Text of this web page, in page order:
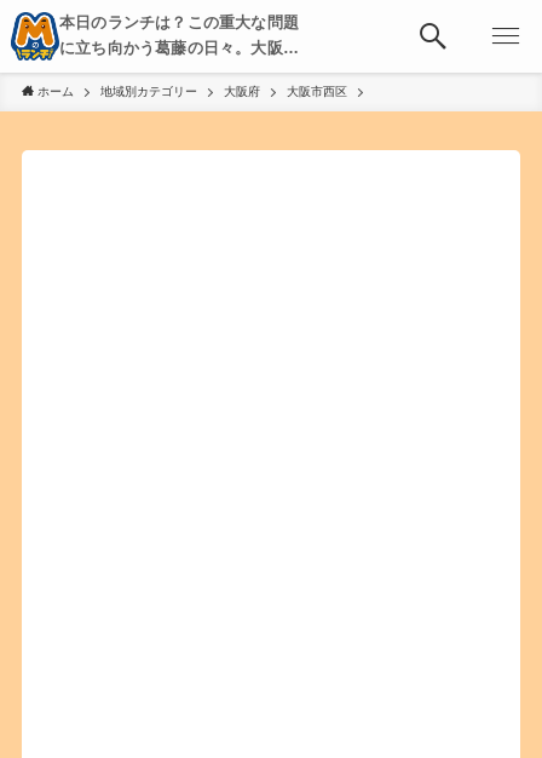
本日のランチは？この重大な問題
に立ち向かう葛藤の日々。大阪・
京都・神戸を中心とした食べ歩
き、飲み歩きを綴る。
ホーム 地域別カテゴリー 大阪府 大阪市西区